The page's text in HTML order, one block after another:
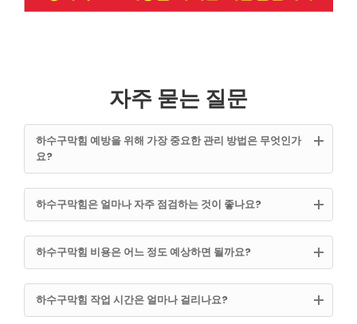
자주 묻는 질문
하수구막힘 예방을 위해 가장 중요한 관리 방법은 무엇인가
요?
하수구막힘은 얼마나 자주 점검하는 것이 좋나요?
하수구막힘 비용은 어느 정도 예상하면 될까요?
하수구막힘 작업 시간은 얼마나 걸리나요?